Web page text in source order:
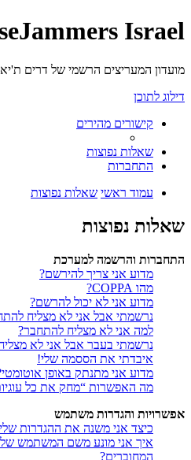
Israel
מועדון המעריצים הרשמי של דרים
דילוג לתוכן
קישורים מהירים
שאלות נפוצות
התחברות
עמוד ראשי שאלות נפוצות
שאלות נפוצות
התחברות והרשמה למערכת
מדוע אני צריך להירשם?
מהו COPPA?
מדוע אני לא יכול להרשם?
נרשמתי אבל אני לא מצליח
למה אני לא מצליח להתחבר?
נרשמתי בעבר אבל אני לא
איבדתי את הססמה שלי!
מדוע אני מתנתק באופן
מה האפשרות “מחק את כל
אפשרויות והגדרות משתמש
כיצד אני משנה את ההגדרות
איך אני מונע משם המשתמש
המחוברים?